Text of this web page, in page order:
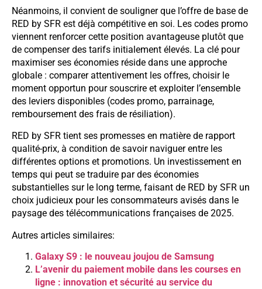
Néanmoins, il convient de souligner que l’offre de base de
RED by SFR est déjà compétitive en soi. Les codes promo
viennent renforcer cette position avantageuse plutôt que
de compenser des tarifs initialement élevés. La clé pour
maximiser ses économies réside dans une approche
globale : comparer attentivement les offres, choisir le
moment opportun pour souscrire et exploiter l’ensemble
des leviers disponibles (codes promo, parrainage,
remboursement des frais de résiliation).
RED by SFR tient ses promesses en matière de rapport
qualité-prix, à condition de savoir naviguer entre les
différentes options et promotions. Un investissement en
temps qui peut se traduire par des économies
substantielles sur le long terme, faisant de RED by SFR un
choix judicieux pour les consommateurs avisés dans le
paysage des télécommunications françaises de 2025.
Autres articles similaires:
Galaxy S9 : le nouveau joujou de Samsung
L’avenir du paiement mobile dans les courses en
ligne : innovation et sécurité au service du